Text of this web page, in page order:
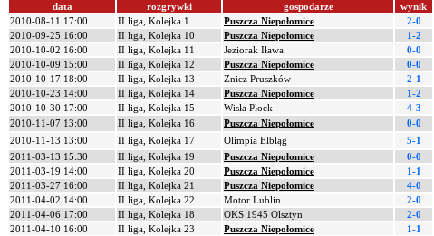
data rozgrywki gospodarze wynik
2010-08-11 17:00
II liga, Kolejka 1 Puszcza Niepołomice 2-0
2010-09-25 16:00
II liga, Kolejka 10 Puszcza Niepołomice 1-2
2010-10-02 16:00
II liga, Kolejka 11 Jeziorak Iława 0-0
2010-10-09 15:00
II liga, Kolejka 12 Puszcza Niepołomice 0-0
2010-10-17 18:00
II liga, Kolejka 13 Znicz Pruszków 2-1
2010-10-23 14:00
II liga, Kolejka 14 Puszcza Niepołomice 1-2
2010-10-30 17:00
II liga, Kolejka 15 Wisła Płock 4-3
2010-11-07 13:00
II liga, Kolejka 16 Puszcza Niepołomice 0-0
2010-11-13 13:00
II liga, Kolejka 17 Olimpia Elbląg 5-1
2011-03-13 15:30
II liga, Kolejka 19 Puszcza Niepołomice 0-0
2011-03-19 14:00
II liga, Kolejka 20 Puszcza Niepołomice 1-1
2011-03-27 16:00
II liga, Kolejka 21 Puszcza Niepołomice 4-0
2011-04-02 14:00
II liga, Kolejka 22 Motor Lublin 2-0
2011-04-06 17:00
II liga, Kolejka 18 OKS 1945 Olsztyn 2-0
2011-04-10 16:00
II liga, Kolejka 23 Puszcza Niepołomice 1-1